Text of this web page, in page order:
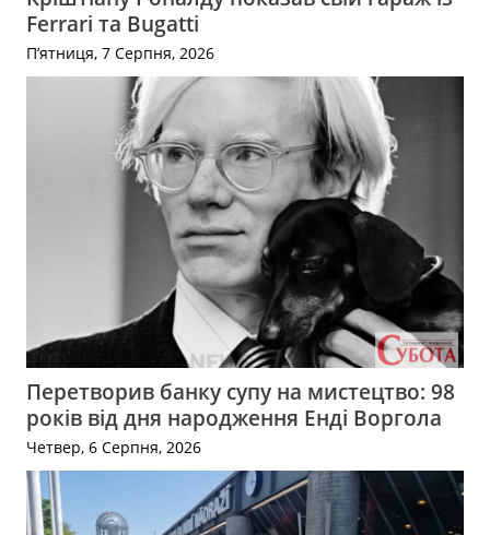
Ferrari та Bugatti
П’ятниця, 7 Серпня, 2026
Перетворив банку супу на мистецтво: 98
років від дня народження Енді Воргола
Четвер, 6 Серпня, 2026